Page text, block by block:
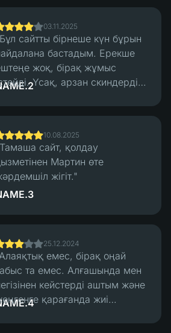
03.11.2025
сайтты бірнеше күн бұрын
бастадым. Ерекше
жоқ, бірақ жұмыс
Үсақ, арзан скиндерді
нұсқалары бар. Қолдау
жылдам жауап берді, алулар
болды."
10.08.2025
сайт, қолдау
Мартин өте
жігіт."
25.12.2024
емес, бірақ оңай
та емес. Алғашында мен
кейстерді аштым және
қарағанда жиі